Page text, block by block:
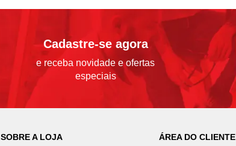
Cadastre-se agora
e receba novidade e ofertas
especiais
SOBRE A LOJA ÁREA DO CLIENTE